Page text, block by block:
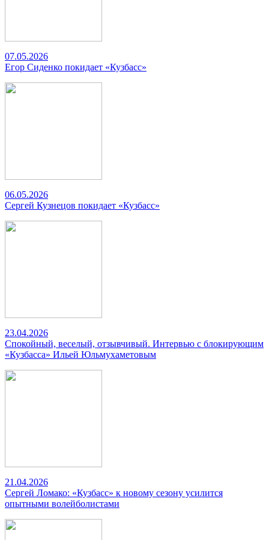
07.05.2026
Егор Сиденко покидает «Кузбасс»
06.05.2026
Сергей Кузнецов покидает «Кузбасс»
23.04.2026
Спокойный, веселый, отзывчивый. Интервью с блокирующим
«Кузбасса» Ильей Юльмухаметовым
21.04.2026
Сергей Ломако: «Кузбасс» к новому сезону усилится
опытными волейболистами